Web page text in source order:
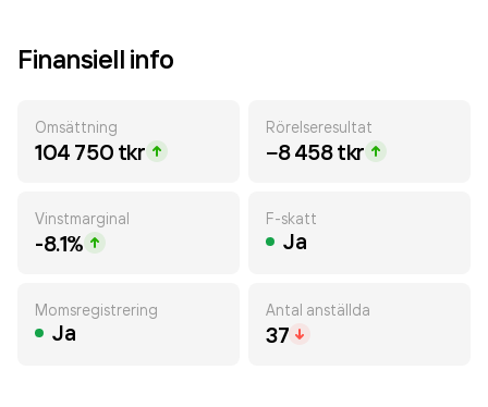
Finansiell info
Omsättning
104 750 tkr
Rörelseresultat
−8 458 tkr
Vinstmarginal
-8.1%
F-skatt
Ja
Momsregistrering
Ja
Antal anställda
37